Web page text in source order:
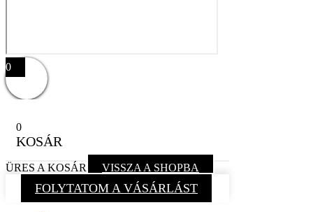
0
0
KOSÁR
ÜRES A KOSÁR VISSZA A SHOPBA
FOLYTATOM A VÁSÁRLÁST